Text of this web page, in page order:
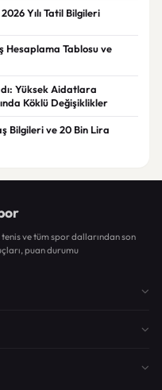
Yılı Tatil Bilgileri
Hesaplama Tablosu ve
Yüksek Aidatlara
Köklü Değişiklikler
Bilgileri ve 20 Bin Lira
ve tüm spor dallarından son
puan durumu